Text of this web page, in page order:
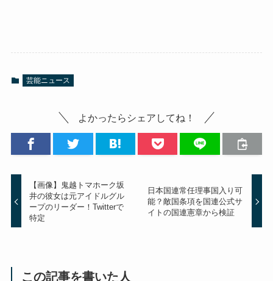
芸能ニュース
よかったらシェアしてね！
【画像】鬼越トマホーク坂
井の彼女は元アイドルグル
ープのリーダー！Twitterで
特定
日本国連常任理事国入り可
能？敵国条項を国連公式サ
イトの国連憲章から検証
この記事を書いた人